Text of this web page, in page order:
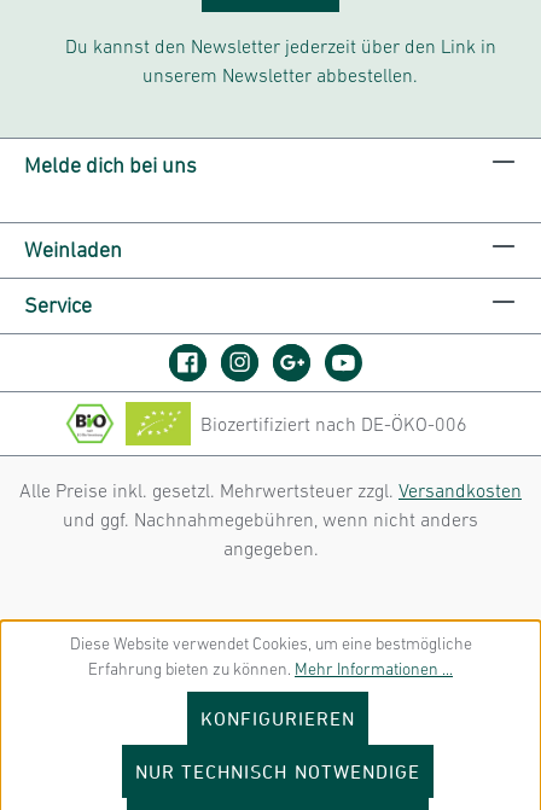
Du kannst den Newsletter jederzeit über den Link in
unserem Newsletter abbestellen.
Melde dich bei uns
Weinladen
Service
Biozertifiziert nach DE-ÖKO-006
Alle Preise inkl. gesetzl. Mehrwertsteuer zzgl. Versandkosten
und ggf. Nachnahmegebühren, wenn nicht anders
angegeben.
Diese Website verwendet Cookies, um eine bestmögliche
Erfahrung bieten zu können. Mehr Informationen ...
NUR TECHNISCH NOTWENDIGE
KONFIGURIEREN